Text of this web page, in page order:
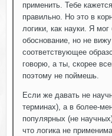
применить. Тебе
правильно. Но это в
логики, как науки. Я
обоснование, но не
соответствующее
говорю, а ты, скорее
поэтому не поймешь.
Если же давать не
терминах), а в более-
популярных (не
что логика не